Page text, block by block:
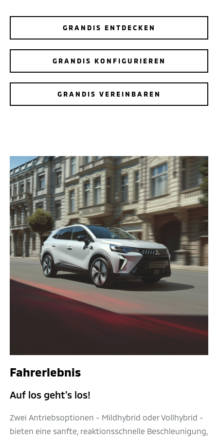
GRANDIS ENTDECKEN
GRANDIS KONFIGURIEREN
GRANDIS VEREINBAREN
Fahrerlebnis
Auf los geht's los!
Zwei Antriebsoptionen - Mildhybrid oder Vollhybrid -
bieten eine sanfte, reaktionsschnelle Beschleunigung,